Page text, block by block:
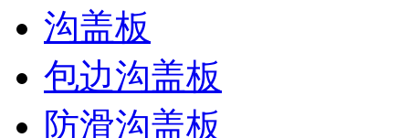
沟盖板
包边沟盖板
防滑沟盖板